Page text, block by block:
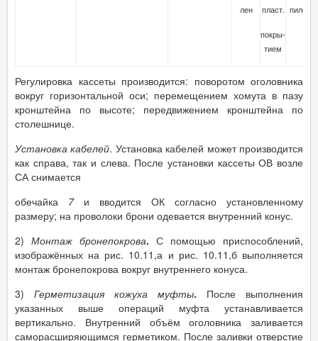
лен
пласт.
покры-
тием
пилен
Регулировка кассеты производится: поворотом оголовника
вокруг горизонтальной оси; перемещением хомута в пазу
кронштейна по высоте; передвижением кронштейна по
столешнице.
Установка кабелей. Установка кабелей может производится
как справа, так и слева. После установки кассеты ОВ возле
СА снимается
обечайка 7и вводится ОК согласно установленному
размеру; на проволоки брони одевается внутренний конус.
2) Монтаж бронепокрова. С помощью приспособлений,
изображённых на рис. 10.11,а и рис. 10.11,б выполняется
монтаж бронепокрова вокруг внутреннего конуса.
3) Герметизация кожуха муфты. После выполнения
указанных выше операций муфта устанавливается
вертикально. Внутренний объём оголовника заливается
саморасширяющимся герметиком. После заливки отверстие